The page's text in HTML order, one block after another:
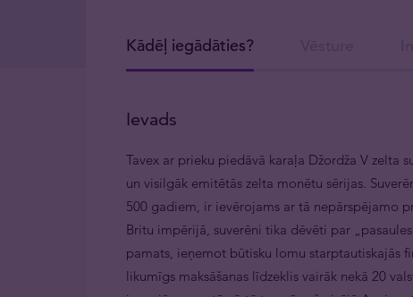
Kādēļ iegādāties?
Ievads
Tavex ar prieku piedāvā karaļa Džordža V zelta
un visilgāk emitētās zelta monētu sērijas.
500 gadiem, ir ievērojams ar tā nepārspējamo
Britu impērijā, suverēni tika dēvēti par
pamats, ieņemot būtisku lomu starptautiskajās
likumīgs maksāšanas līdzeklis vairāk nekā 20